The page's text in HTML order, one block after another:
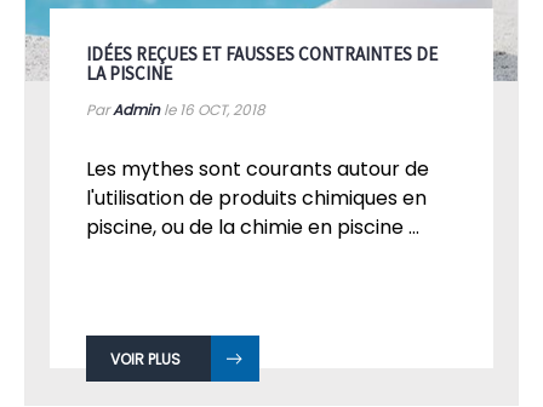
IDÉES REÇUES ET FAUSSES CONTRAINTES DE
LA PISCINE
ParAdminle 16 OCT, 2018
Les mythes sont courants autour de
l'utilisation de produits chimiques en
piscine, ou de la chimie en piscine ...
VOIR PLUS